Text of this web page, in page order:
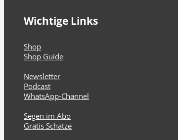
Wichtige Links
Shop
Shop Guide
Newsletter
Podcast
WhatsApp-Channel
Segen im Abo
Gratis Schätze